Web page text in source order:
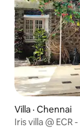
Villa · Chennai
Iris villa @